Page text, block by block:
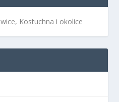
Kostuchna i okolice